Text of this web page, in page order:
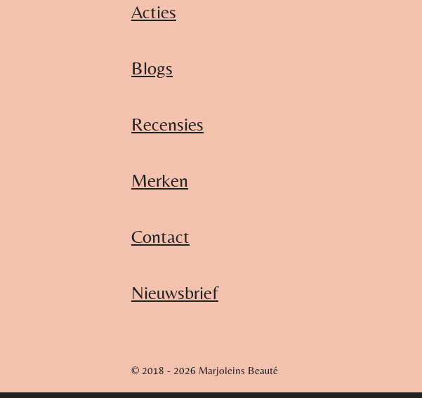
Acties
Blogs
Recensies
Merken
Contact
Nieuwsbrief
© 2018 - 2026 Marjoleins Beauté